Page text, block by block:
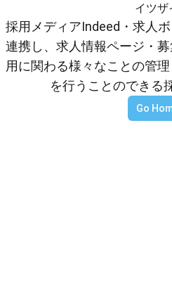
イツザ
採用メディアIndeed・求人
連携し、求人情報ページ・
用に関わる様々なことの管
を行うことのできる
Go